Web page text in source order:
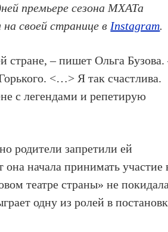
премьере сезона МХАТа
своей странице в Instagram.
стране, – пишет Ольга Бузова.
<…> Я так счастлива.
с легендами и репетирую
родители запретили ей
она начала принимать участие
театре страны» не
одну из ролей в